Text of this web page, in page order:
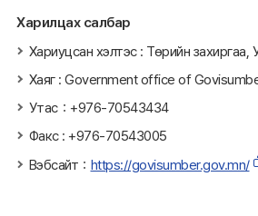
Харилцах салбар
Хариуцсан хэлтэс : Төрийн захиргаа,
Хаяг : Government office of
Утас：+976-70543434
Факс : +976-70543005
Вэбсайт： https://govisumber.gov.mn/